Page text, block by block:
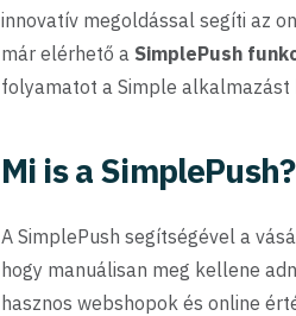
innovatív megoldással segíti az
már elérhető a SimplePush
folyamatot a Simple alkalmazást
Mi is a SimplePush?
A SimplePush segítségével a
hogy manuálisan meg kellene
hasznos webshopok és online